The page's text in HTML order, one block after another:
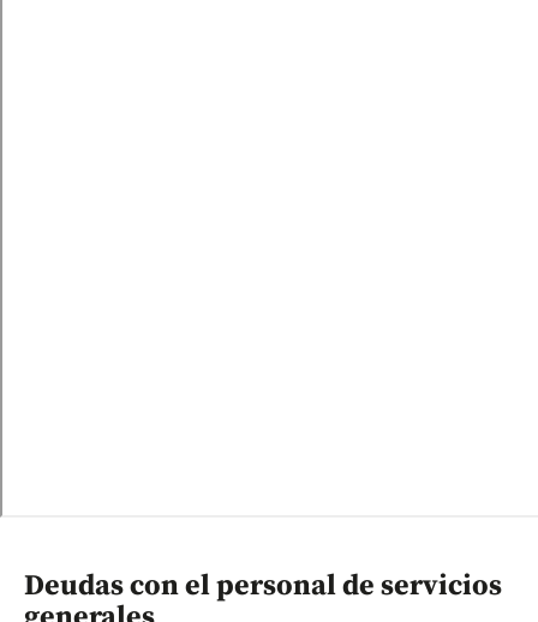
Deudas con el personal de servicios